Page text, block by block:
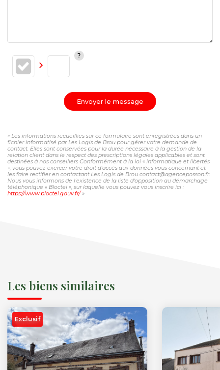
Envoyer le message
« Les informations recueillies sur ce formulaire sont enregistrées dans un
fichier informatisé par Les Logis de Brou pour gérer votre demande de
contact. Elles sont conservées pour la durée nécessaire à la gestion de la
relation client dans le respect des prescriptions légales applicables et sont
destinées à nos conseillers Conformément à la loi « informatique et libertés
», vous pouvez exercer votre droit d'accès aux données vous concernant et
les faire rectifier en contactant Les Logis de Brou contact@agenceposson.fr.
Nous vous informons de l'existence de la liste d'opposition au démarchage
téléphonique « Bloctel », sur laquelle vous pouvez vous inscrire ici :
https://www.bloctel.gouv.fr/»
Les biens similaires
Exclusif